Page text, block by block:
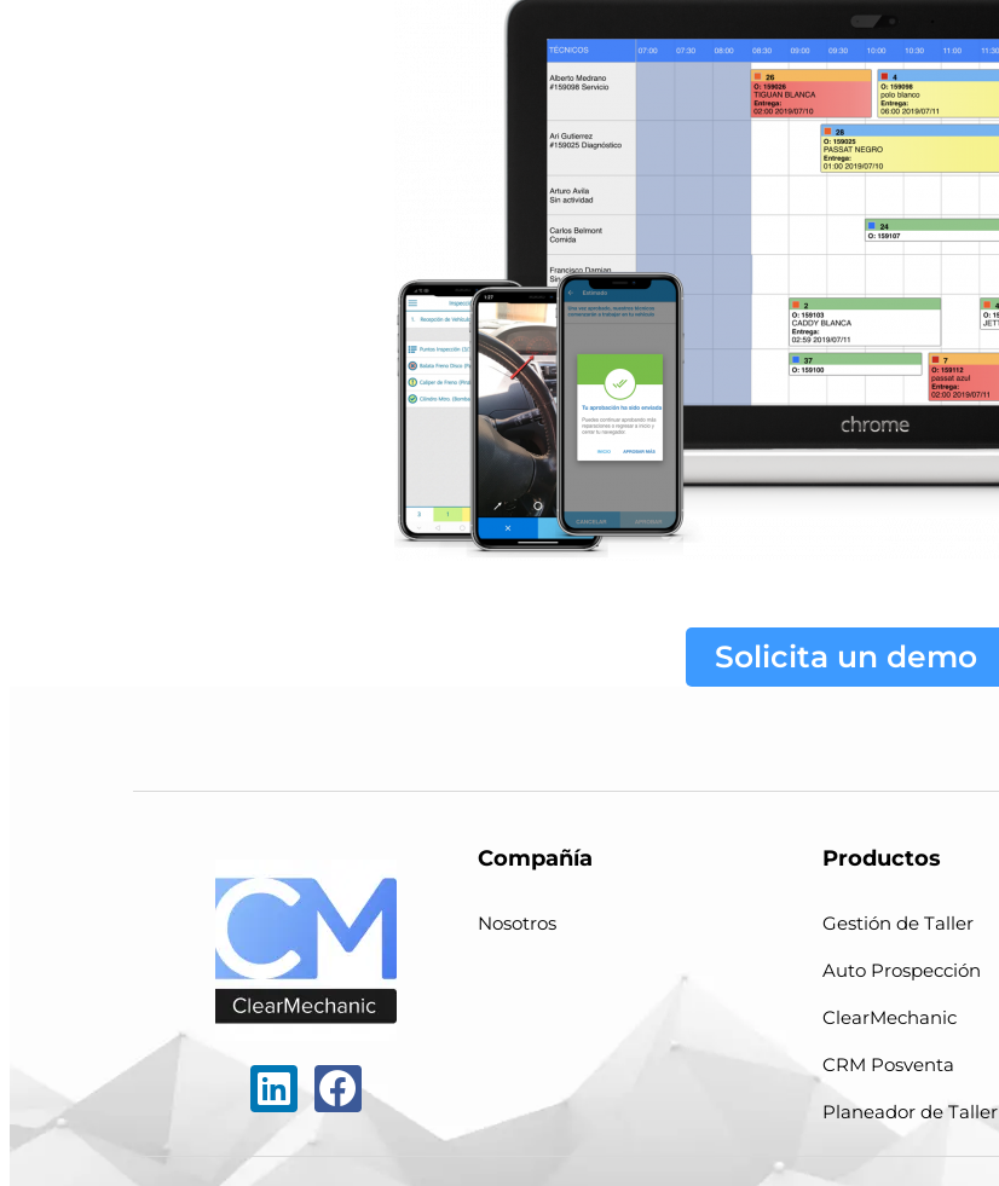
Solicita un demo
Compañía
Nosotros
Productos
Gestión de Taller
Auto Prospección
ClearMechanic
CRM Posventa
Planeador de Taller